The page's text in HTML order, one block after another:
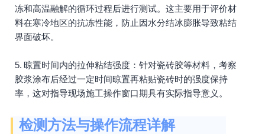
冻和高温融解的循环过程后进行测试。这主要用于评价材
料在寒冷地区的抗冻性能，防止因水分结冰膨胀导致粘结
界面破坏。
5. 晾置时间内的拉伸粘结强度：针对瓷砖胶等材料，考察
胶浆涂布后经过一定时间晾置再粘贴瓷砖时的强度保持
率，这对指导现场施工操作窗口期具有实际指导意义。
检测方法与操作流程详解